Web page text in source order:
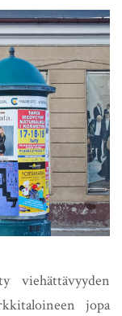
viehättävyyden
jopa